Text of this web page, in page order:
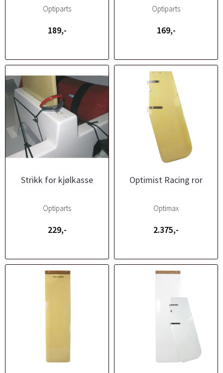
Optiparts
189,-
Optiparts
169,-
Strikk for kjølkasse
Optiparts
229,-
Optimist Racing ror
Optimax
2.375,-